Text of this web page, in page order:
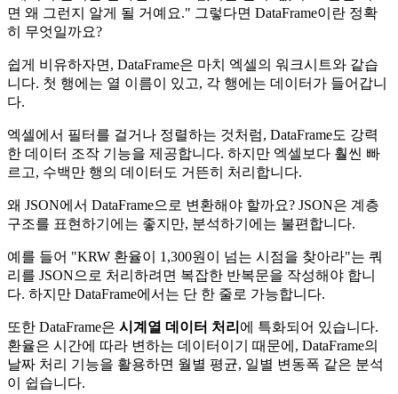
면 왜 그런지 알게 될 거예요." 그렇다면 DataFrame이란 정확
히 무엇일까요?
쉽게 비유하자면, DataFrame은 마치 엑셀의 워크시트와 같습
니다. 첫 행에는 열 이름이 있고, 각 행에는 데이터가 들어갑니
다.
엑셀에서 필터를 걸거나 정렬하는 것처럼, DataFrame도 강력
한 데이터 조작 기능을 제공합니다. 하지만 엑셀보다 훨씬 빠
르고, 수백만 행의 데이터도 거뜬히 처리합니다.
왜 JSON에서 DataFrame으로 변환해야 할까요? JSON은 계층
구조를 표현하기에는 좋지만, 분석하기에는 불편합니다.
예를 들어 "KRW 환율이 1,300원이 넘는 시점을 찾아라"는 쿼
리를 JSON으로 처리하려면 복잡한 반복문을 작성해야 합니
다. 하지만 DataFrame에서는 단 한 줄로 가능합니다.
또한 DataFrame은 시계열 데이터 처리 에 특화되어 있습니다.
환율은 시간에 따라 변하는 데이터이기 때문에, DataFrame의
날짜 처리 기능을 활용하면 월별 평균, 일별 변동폭 같은 분석
이 쉽습니다.